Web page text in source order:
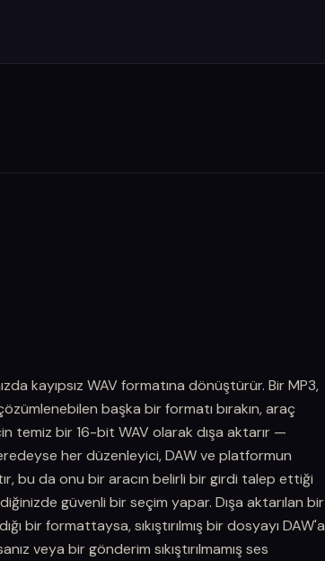
kayıpsız WAV formatına dönüştürür. Bir MP3,
başka bir formatı bırakın, araç
temiz bir 16-bit WAV olarak dışa aktarır —
her düzenleyici, DAW ve platformun
bu da onu bir aracın belirli bir girdi talep ettiği
güvenli bir seçim yapar. Dışa aktarılan bir
bir formattaysa, sıkıştırılmış bir dosyayı DAW'a
veya bir gönderim sıkıştırılmamış ses